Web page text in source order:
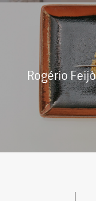
Rogério